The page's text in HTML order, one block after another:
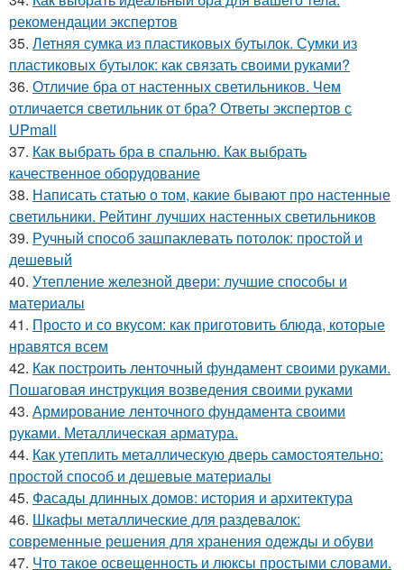
рекомендации экспертов
35. Летняя сумка из пластиковых бутылок. Сумки из
пластиковых бутылок: как связать своими руками?
36. Отличие бра от настенных светильников. Чем
отличается светильник от бра? Ответы экспертов с
UPmall
37. Как выбрать бра в спальню. Как выбрать
качественное оборудование
38. Написать статью о том, какие бывают про настенные
светильники. Рейтинг лучших настенных светильников
39. Ручный способ зашпаклевать потолок: простой и
дешевый
40. Утепление железной двери: лучшие способы и
материалы
41. Просто и со вкусом: как приготовить блюда, которые
нравятся всем
42. Как построить ленточный фундамент своими руками.
Пошаговая инструкция возведения своими руками
43. Армирование ленточного фундамента своими
руками. Металлическая арматура.
44. Как утеплить металлическую дверь самостоятельно:
простой способ и дешевые материалы
45. Фасады длинных домов: история и архитектура
46. Шкафы металлические для раздевалок:
современные решения для хранения одежды и обуви
47. Что такое освещенность и люксы простыми словами.